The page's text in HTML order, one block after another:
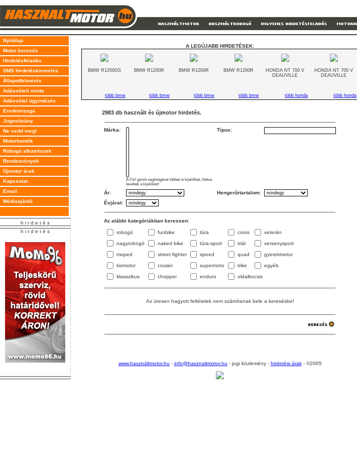
Nyitólap
Motor keresés
Hirdetésfeladás
SMS hirdetéskiemelés
Állapotfelmérés
Adásvételi minta
Adásvétel ügyintézés
Eredetvizsga
Jogosítvány
Ne vedd meg!
Motorbontók
Robogó alkatrészek
Rendezvények
Újmotor árak
Kapcsolat
Email
Médiaajánló
h i r d e t é s
h i r d e t é s
A LEGÚJABB HIRDETÉSEK:
BMW R1200GS BMW R1200R BMW R1200R BMW R1200R
HONDA NT 700 V
DEAUVILLE
HONDA NT 700 V
DEAUVILLE
több bmw több bmw több bmw több bmw több honda több honda
2983 db használt és újmotor hirdetés.
Márka:
A Ctrl gomb segítségével többet is kijelölhet, illetve
leveheti a kijelölést!
Típus:
Ár:
Hengerűrtartalom:
Évjárat:
Az alábbi kategóriákban keressen:
robogó funbike túra cross
veterán
nagyrobogó
naked bike túra-sport triál
versenysport
moped
street fighter speed quad
gyerekmotor
kismotor
crusier supermoto trike
egyéb
klasszikus
chopper enduro oldalkocsis
Az üresen hagyott feltételek nem számítanak bele a keresésbe!
www.használtmotor.hu - info@hasznaltmotor.hu - jogi közlemény - hirdetési árak- ©2005